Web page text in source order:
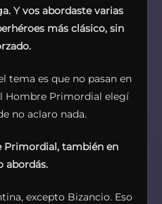
Y vos abordaste varias
más clásico, sin
tema es que no pasan en
Hombre Primordial elegí
no aclaro nada.
Primordial, también en
abordás.
excepto Bizancio. Eso